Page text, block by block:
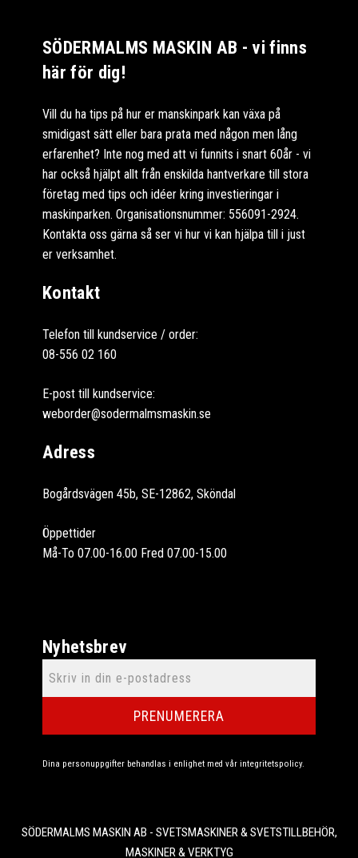
SÖDERMALMS MASKIN AB - vi finns
här för dig!
Vill du ha tips på hur er manskinpark kan växa på
smidigast sätt eller bara prata med någon men lång
erfarenhet? Inte nog med att vi funnits i snart 60år - vi
har också hjälpt allt från enskilda hantverkare till stora
företag med tips och idéer kring investieringar i
maskinparken. Organisationsnummer: 556091-2924.
Kontakta oss gärna så ser vi hur vi kan hjälpa till i just
er verksamhet.
Kontakt
Telefon till kundservice / order:
08-556 02 160
E-post till kundservice:
weborder@sodermalmsmaskin.se
Adress
Bogårdsvägen 45b, SE-12862, Sköndal
Öppettider
Må-To 07.00-16.00 Fred 07.00-15.00
Nyhetsbrev
PRENUMERERA
Dina personuppgifter behandlas i enlighet med vår integritetspolicy.
SÖDERMALMS MASKIN AB - SVETSMASKINER & SVETSTILLBEHÖR,
MASKINER & VERKTYG